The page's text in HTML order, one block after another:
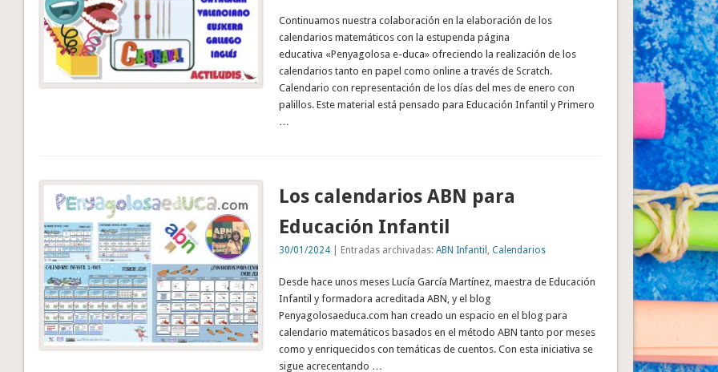
Continuamos nuestra colaboración en la elaboración de los
calendarios matemáticos con la estupenda página
educativa «Penyagolosa e-duca» ofreciendo la realización de los
calendarios tanto en papel como online a través de Scratch.
Calendario con representación de los días del mes de enero con
palillos. Este material está pensado para Educación Infantil y Primero
…
Los calendarios ABN para
Educación Infantil
30/01/2024| Entradas archivadas: ABN Infantil , Calendarios
Desde hace unos meses Lucía García Martínez, maestra de Educación
Infantil y formadora acreditada ABN, y el blog
Penyagolosaeduca.com han creado un espacio en el blog para
calendario matemáticos basados en el método ABN tanto por meses
como y enriquecidos con temáticas de cuentos. Con esta iniciativa se
sigue acrecentando …